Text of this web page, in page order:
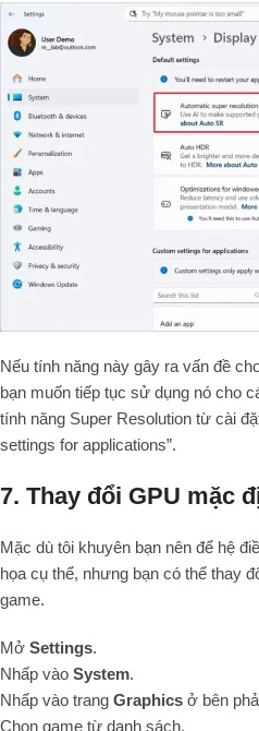
Nếu tính năng này gây ra vấn đề
bạn muốn tiếp tục sử dụng nó cho
tính năng Super Resolution từ cài
settings for applications”.
7. Thay đổi GPU mặc
Mặc dù tôi khuyên bạn nên để hệ
họa cụ thể, nhưng bạn có thể thay
game.
Mở Settings.
Nhấp vào System.
Nhấp vào trang Graphics ở bên
Chọn game từ danh sách.